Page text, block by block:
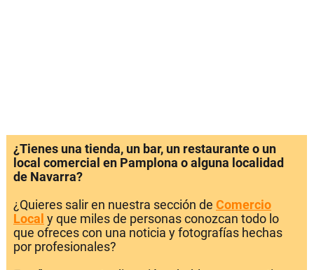
¿Tienes una tienda, un bar, un restaurante o un
local comercial en Pamplona o alguna localidad
de Navarra?
¿Quieres salir en nuestra sección de Comercio
Local y que miles de personas conozcan todo lo
que ofreces con una noticia y fotografías hechas
por profesionales?